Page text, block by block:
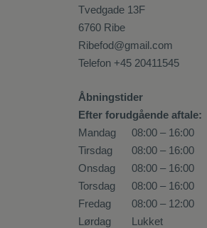
Tvedgade 13F
6760 Ribe
Ribefod@gmail.com
Telefon +45 20411545
Åbningstider
Efter forudgående aftale:
Mandag
08:00 – 16:00
Tirsdag
08:00 – 16:00
Onsdag
08:00 – 16:00
Torsdag
08:00 – 16:00
Fredag
08:00 – 12:00
Lørdag
Lukket